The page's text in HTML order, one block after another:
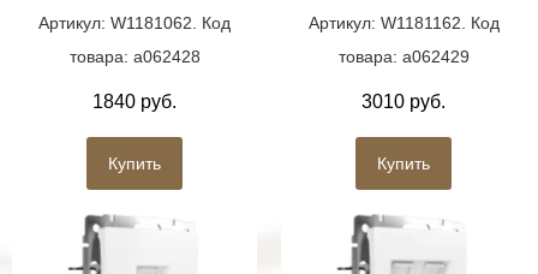
Артикул: W1181062. Код
товара: a062428
1840 руб.
Купить
Артикул: W1181162. Код
товара: a062429
3010 руб.
Купить